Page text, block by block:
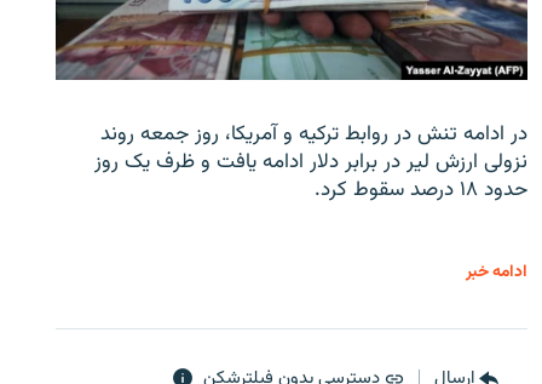
در ادامه تنش در روابط ترکیه و آمریکا، روز جمعه روند
نزولی ارزش لیر در برابر دلار ادامه یافت و ظرف یک روز
حدود ۱۸ درصد سقوط کرد.
ادامه خبر